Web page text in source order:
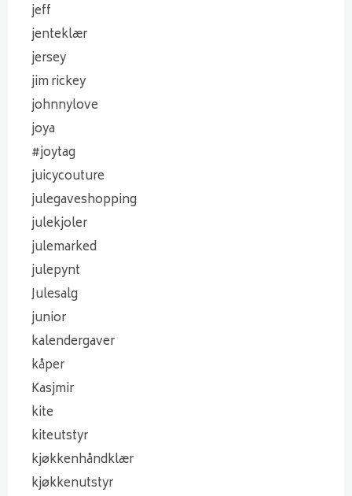
jeff
jenteklær
jersey
jim rickey
johnnylove
joya
#joytag
juicycouture
julegaveshopping
julekjoler
julemarked
julepynt
Julesalg
junior
kalendergaver
kåper
Kasjmir
kite
kiteutstyr
kjøkkenhåndklær
kjøkkenutstyr